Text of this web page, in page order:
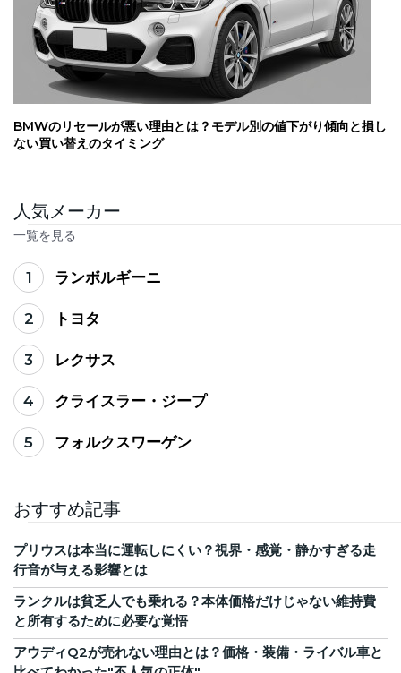
BMWのリセールが悪い理由とは？モデル別の値下がり傾向と損し
ない買い替えのタイミング
人気メーカー
一覧を見る
1 ランボルギーニ
2 トヨタ
3 レクサス
4 クライスラー・ジープ
5 フォルクスワーゲン
おすすめ記事
プリウスは本当に運転しにくい？視界・感覚・静かすぎる走
行音が与える影響とは
ランクルは貧乏人でも乗れる？本体価格だけじゃない維持費
と所有するために必要な覚悟
アウディQ2が売れない理由とは？価格・装備・ライバル車と